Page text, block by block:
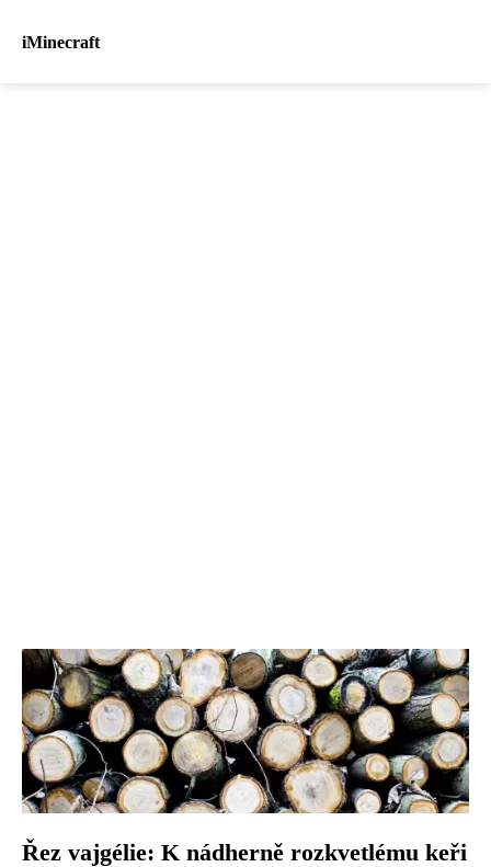
iMinecraft
Řez vajgélie: K nádherně rozkvetlému keři